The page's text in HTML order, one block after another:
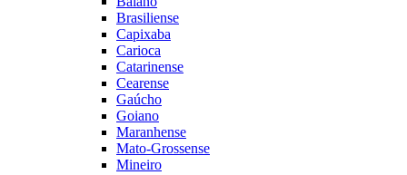
Brasiliense
Capixaba
Carioca
Catarinense
Cearense
Gaúcho
Goiano
Maranhense
Mato-Grossense
Mineiro